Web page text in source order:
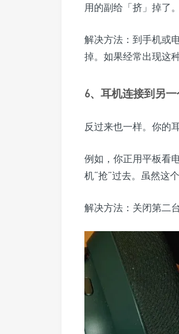
用的副给「挤」掉了。
解决方法：到手机或
掉。如果经常出现这
6、耳机连接到另
反过来也一样。你的
例如，你正用平板看
机“抢”过去。虽然这
解决方法：关闭第二